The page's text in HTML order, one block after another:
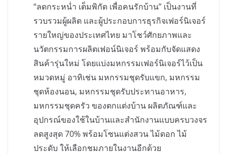
“ลดกระหน่ำ เต็มพิกัด เพื่อคนรักบ้าน” เป็นงานที่
รวบรวมผู้ผลิต และผู้ประกอบการธุรกิจเฟอร์นิเจอร์
รายใหญ่ของประเทศไทย มาโชว์ศักยภาพและ
นวัตกรรมการผลิตเฟอน์นิเจอร์ พร้อมกับจัดแสดง
สินค้ารุ่นใหม่ โดยแบ่งมหกรรมเฟอร์นิเจอร์ไว้เป็น
หมวดหมู่ อาทิเช่น มหกรรมชุดรับแขก, มหกรรม
ชุดห้องนอน, มหกรรมชุดรับประทานอาหาร,
มหกรรมชุดครัว ของตกแต่งบ้าน ผลิตภัณฑ์และ
อุปกรณ์ของใช้ในบ้านและสำนักงานแบบครบวงจร
ลดสูงสุด 70% พร้อมโซนแต่งสวน ไม้ดอก ไม้
ประดับ ให้เลือกชมภายในงานอีกด้วย